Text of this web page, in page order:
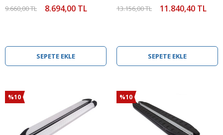
9.660,00 TL 8.694,00 TL
SEPETE EKLE
13.156,00 TL 11.840,40 TL
SEPETE EKLE
%10 %10